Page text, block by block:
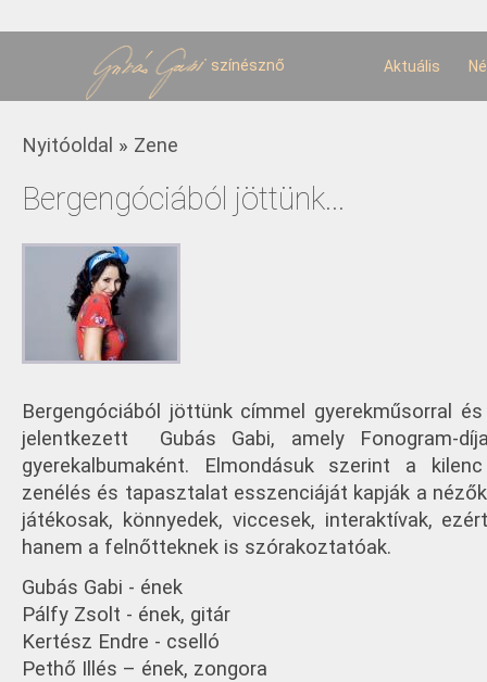
színésznő Aktuális
Jelenlegi hely
Nyitóoldal » Zene
Bergengóciából jöttünk...
Bergengóciából jöttünk címmel gyerekműsorral
jelentkezett Gubás Gabi, amely Fonogram-
gyerekalbumaként. Elmondásuk szerint a
zenélés és tapasztalat esszenciáját kapják a
játékosak, könnyedek, viccesek, interaktívak,
hanem a felnőtteknek is szórakoztatóak.
Gubás Gabi - ének
Pálfy Zsolt - ének, gitár
Kertész Endre - cselló
Pethő Illés – ének, zongora